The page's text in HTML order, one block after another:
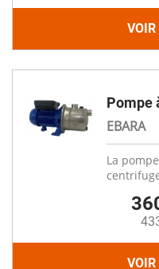
VOIR
Pompe
EBARA
La
VOIR